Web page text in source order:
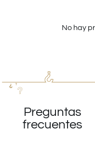
No hay
Preguntas
frecuentes